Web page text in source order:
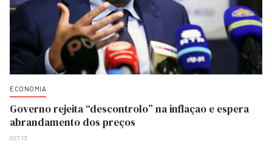
Governo rejeita “descontrolo” na inflaçao e espera
abrandamento dos preços